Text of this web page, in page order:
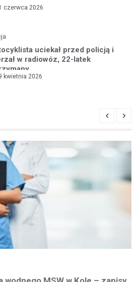
czerwca 2026
uciekał przed policją i
w radiowóz, 22-latek
kwietnia 2026